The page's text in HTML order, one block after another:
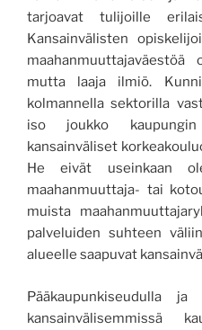
tarjoavat tulijoille
Kansainvälisten
mutta laaja ilmiö.
kolmannella sektorilla
iso joukko kaupungin
kansainväliset
He eivät useinkaan
maahanmuuttaja- tai
muista
palveluiden suhteen
alueelle saapuvat
Pääkaupunkiseudulla
kansainvälisemmissä